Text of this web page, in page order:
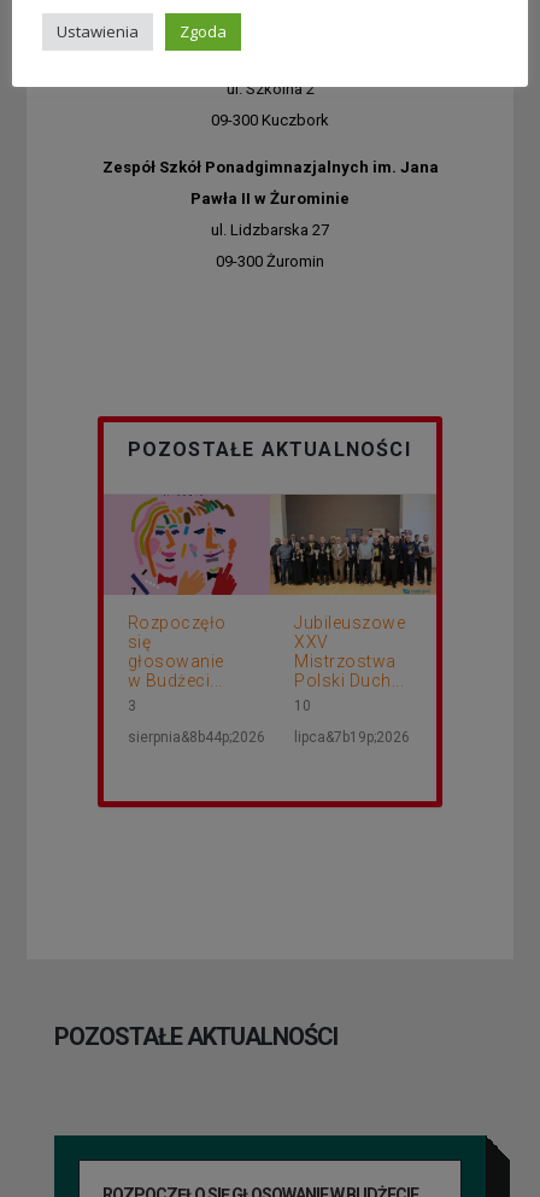
Zespół Placówek Oświatowych im. Jana
Pawła II w Zielonej
ul. Szkolna 2
09-300 Kuczbork
Zespół Szkół Ponadgimnazjalnych im. Jana
Pawła II w Żurominie
ul. Lidzbarska 27
09-300 Żuromin
POZOSTAŁE AKTUALNOŚCI
Rozpoczęło
się
głosowanie
w Budżeci...
3
sierpnia&8b44p;2026
Jubileuszowe
XXV
Mistrzostwa
Polski Duch...
10
lipca&7b19p;2026
POZOSTAŁE AKTUALNOŚCI
Ustawienia Zgoda